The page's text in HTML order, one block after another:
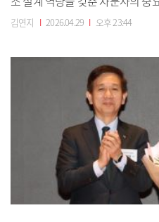
시장에서는 단순 자문을 넘어 거
로서의 역할이 핵심 경쟁력으로
(PEF)운용사를 대상으로 회계 및...
김연지 I 2026.04.29 I 오후 23:44